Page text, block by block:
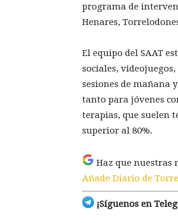
programa de
Henares,
El equipo del SAAT
sociales,
sesiones de mañana
tanto para jóvenes
terapias, que suelen
superior al 80%.
Haz que nuestras
Añade Diario de
¡Síguenos en